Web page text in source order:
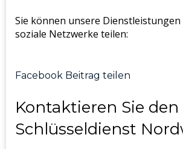
Sie können unsere
soziale Netzwerke teilen:
Facebook Beitrag teilen
Kontaktieren Sie den
Schlüsseldienst